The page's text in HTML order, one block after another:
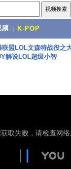
频 K-POP
联盟LOL文森特战役之
解说LOL超级小智